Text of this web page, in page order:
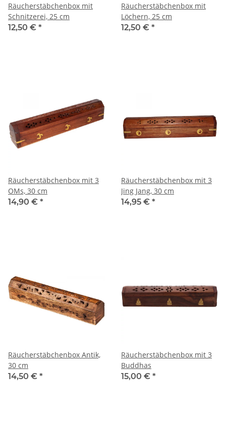
Räucherstäbchenbox mit
Schnitzerei, 25 cm
12,50 € *
Räucherstäbchenbox mit
Löchern, 25 cm
12,50 € *
Räucherstäbchenbox mit 3
OMs, 30 cm
14,90 € *
Räucherstäbchenbox mit 3
Jing Jang, 30 cm
14,95 € *
Räucherstäbchenbox Antik,
30 cm
14,50 € *
Räucherstäbchenbox mit 3
Buddhas
15,00 € *